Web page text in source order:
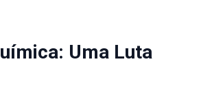
Uma Luta